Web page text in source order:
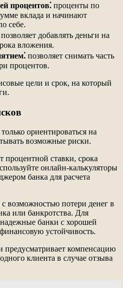
процентов⁚ проценты по
вклада и начинают
себе.
позволяет добавлять деньги на
вложения.
позволяет снимать часть
процентов.
цели и срок, на который
ориентироваться на
возможные риски.
процентной ставки, срока
онлайн-калькуляторы
банка для расчета
возможностью потери денег в
или банкротства. Для
банки с хорошей
устойчивость.
предусматривает компенсацию
клиента в случае отзыва